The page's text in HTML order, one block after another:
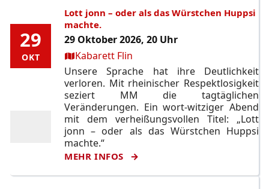
29
OKT
29
OKT
Lott jonn – oder als das Würstchen Huppsi
machte.
29 Oktober 2026, 20 Uhr
Ort:Kabarett Flin
Unsere Sprache hat ihre Deutlichkeit
verloren. Mit rheinischer Respektlosigkeit
seziert MM die tagtäglichen
Veränderungen. Ein wort-witziger Abend
mit dem verheißungsvollen Titel: „Lott
jonn – oder als das Würstchen Huppsi
machte.“
MEHR INFOS